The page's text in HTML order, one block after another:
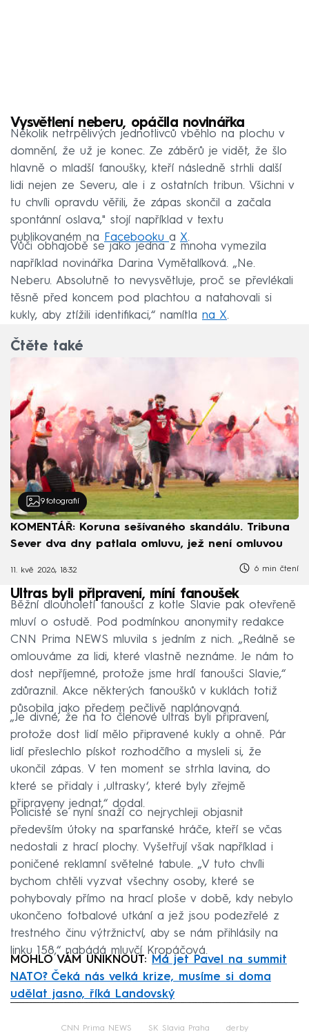
Vysvětlení neberu, opáčila novinářka
Několik netrpělivých jednotlivců vběhlo na plochu v
domnění, že už je konec. Ze záběrů je vidět, že šlo
hlavně o mladší fanoušky, kteří následně strhli další
lidi nejen ze Severu, ale i z ostatních tribun. Všichni v
tu chvíli opravdu věřili, že zápas skončil a začala
spontánní oslava," stojí například v textu
publikovaném na
Facebooku a X.
Vůči obhajobě se jako jedna z mnoha vymezila
například novinářka Darina Vymětalíková. „Ne.
Neberu. Absolutně to nevysvětluje, proč se převlékali
těsně před koncem pod plachtou a natahovali si
kukly, aby ztížili identifikaci,“ namítla na X.
Čtěte také
9 fotografií
KOMENTÁŘ: Koruna sešívaného skandálu. Tribuna
Sever dva dny patlala omluvu, jež není omluvou
11. kvě 2026, 18:32 6 min čtení
Ultras byli připravení, míní fanoušek
Běžní dlouholetí fanoušci z kotle Slavie pak otevřeně
mluví o ostudě. Pod podmínkou anonymity redakce
CNN Prima NEWS mluvila s jedním z nich. „Reálně se
omlouváme za lidi, které vlastně neznáme. Je nám to
dost nepříjemné, protože jsme hrdí fanoušci Slavie,“
zdůraznil. Akce některých fanoušků v kuklách totiž
působila jako předem pečlivě naplánovaná.
„Je divné, že na to členové ultras byli připravení,
protože dost lidí mělo připravené kukly a ohně. Pár
lidí přeslechlo pískot rozhodčího a mysleli si, že
ukončil zápas. V ten moment se strhla lavina, do
které se přidaly i ‚ultrasky‘, které byly zřejmě
připraveny jednat,“ dodal.
Policisté se nyní snaží co nejrychleji objasnit
především útoky na sparťanské hráče, kteří se včas
nedostali z hrací plochy. Vyšetřují však například i
poničené reklamní světelné tabule. „V tuto chvíli
bychom chtěli vyzvat všechny osoby, které se
pohybovaly přímo na hrací ploše v době, kdy nebylo
ukončeno fotbalové utkání a jež jsou podezřelé z
trestného činu výtržnictví, aby se nám přihlásily na
linku 158,“ nabádá mluvčí Kropáčová.
MOHLO VÁM UNIKNOUT: Má jet Pavel na summit
NATO? Čeká nás velká krize, musíme si doma
udělat jasno, říká Landovský
CNN Prima NEWS SK Slavia Praha derby